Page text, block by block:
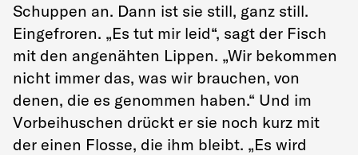
Schuppen an. Dann ist sie still, ganz still.
Eingefroren. „Es tut mir leid“, sagt der Fisch
mit den angenähten Lippen. „Wir bekommen
nicht immer das, was wir brauchen, von
denen, die es genommen haben.“ Und im
Vorbeihuschen drückt er sie noch kurz mit
der einen Flosse, die ihm bleibt. „Es wird